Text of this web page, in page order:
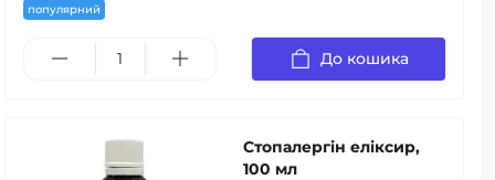
популярний
До кошика
Стопалергін еліксир,
100 мл